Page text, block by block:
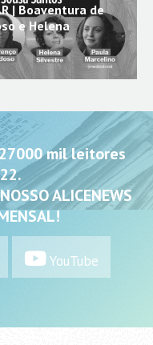
| Boaventura de
e Helena
mil leitores
ALICENEWS
YouTube